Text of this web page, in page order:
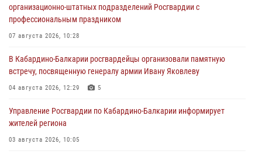
организационно-штатных подразделений Росгвардии с
профессиональным праздником
07 августа 2026, 10:28
В Кабардино-Балкарии росгвардейцы организовали памятную
встречу, посвященную генералу армии Ивану Яковлеву
04 августа 2026, 12:29 5
Управление Росгвардии по Кабардино-Балкарии информирует
жителей региона
03 августа 2026, 10:05